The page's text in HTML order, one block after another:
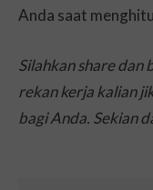
Anda saat
Silahkan share dan
rekan kerja kalian
bagi Anda. Sekian